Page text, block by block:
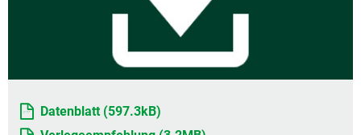
Datenblatt (597.3kB)